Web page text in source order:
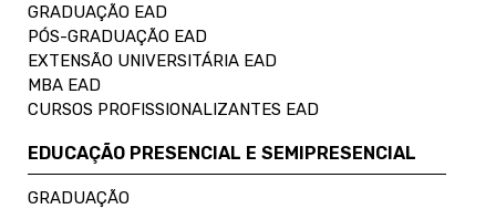
GRADUAÇÃO EAD
PÓS-GRADUAÇÃO EAD
EXTENSÃO UNIVERSITÁRIA EAD
MBA EAD
CURSOS PROFISSIONALIZANTES EAD
EDUCAÇÃO PRESENCIAL E SEMIPRESENCIAL
GRADUAÇÃO